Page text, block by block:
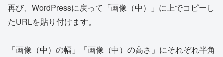
再び、WordPressに戻って「画像（中）」に上でコピーし
たURLを貼り付けます。
「画像（中）の幅」「画像（中）の高さ」にそれぞれ半角